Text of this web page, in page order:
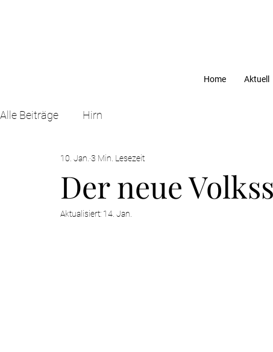
Home Aktuell
Alle Beiträge Hirn
Der neue
10. Jan. 3 Min. Lesezeit
Aktualisiert: 14. Jan.